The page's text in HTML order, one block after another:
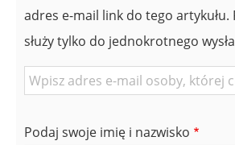
adres e-mail link do tego artykułu.
służy tylko do jednokrotnego
E-
znajomej
Podaj swoje imię i nazwisko